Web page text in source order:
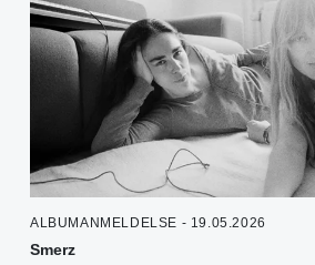
ALBUMANMELDELSE - 19.05.2026
Smerz